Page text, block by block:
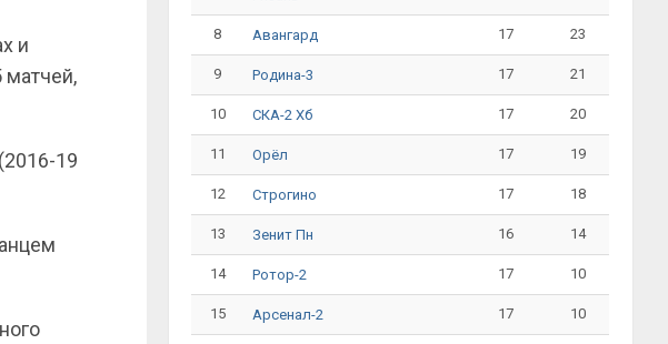
и
матчей,
19
8 Авангард 17 23
9 Родина-3 17 21
10 СКА-2 Хб 17 20
11 Орёл 17 19
12 Строгино 17 18
13 Зенит Пн 16 14
14 Ротор-2 17 10
15 Арсенал-2 17 10